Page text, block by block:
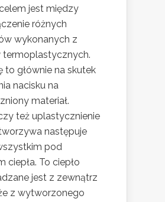
jest między
różnych
wykonanych z
to głównie na skutek
nacisku na
materiał.
też uplastycznienie
następuje
pod
ciepła. To ciepło
jest z zewnątrz
z wytworzonego